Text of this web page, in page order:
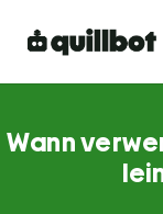
Wann